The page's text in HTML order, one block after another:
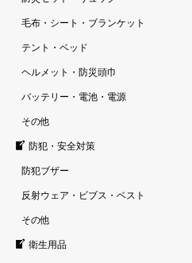
毛布・シート・ブランケット
テント・ベッド
ヘルメット・防災頭巾
バッテリー・電池・電源
その他
防犯・安全対策
防犯ブザー
反射ウェア・ビブス・ベスト
その他
衛生用品